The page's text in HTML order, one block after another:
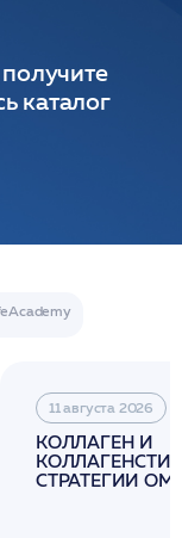
каталог
11 августа 2026
КОЛЛАГЕН И
СТРАТЕГИИ